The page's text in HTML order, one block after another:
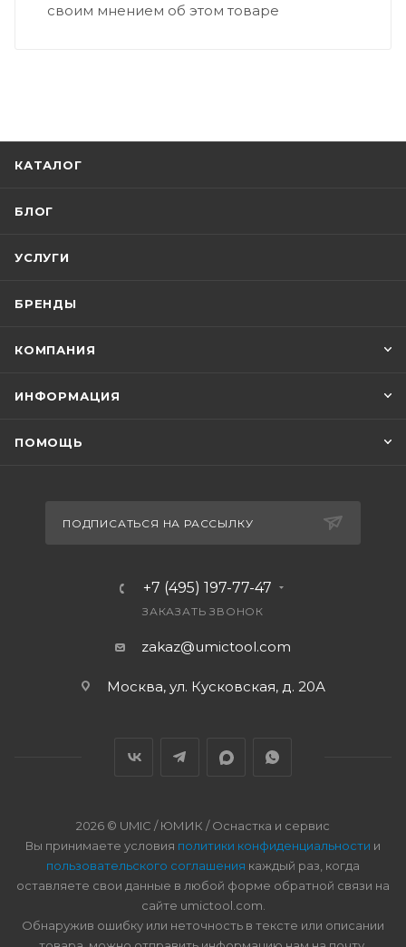
своим мнением об этом товаре
КАТАЛОГ
БЛОГ
УСЛУГИ
БРЕНДЫ
КОМПАНИЯ
ИНФОРМАЦИЯ
ПОМОЩЬ
ПОДПИСАТЬСЯ НА РАССЫЛКУ
+7 (495) 197-77-47
ЗАКАЗАТЬ ЗВОНОК
zakaz@umictool.com
Москва, ул. Кусковская, д. 20А
2026 © UMIC / ЮМИК / Оснастка и сервис
Вы принимаете условия политики конфиденциальности и
пользовательского соглашения каждый раз, когда
оставляете свои данные в любой форме обратной связи на
сайте umictool.com.
Обнаружив ошибку или неточность в тексте или описании